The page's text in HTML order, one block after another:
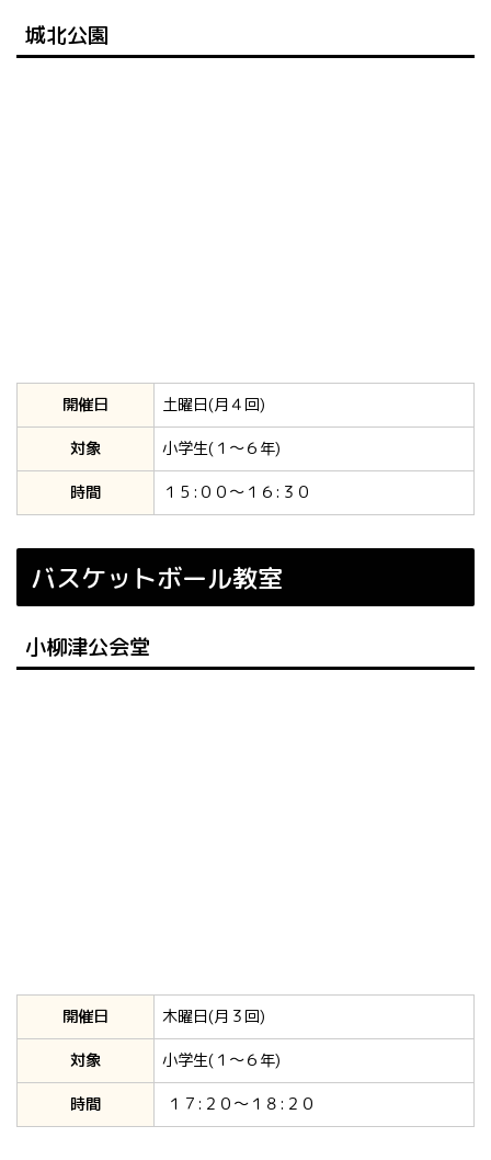
城北公園
開催日
土曜日(月４回)
対象
小学生(１～６年)
時間
１５:００～１６:３０
バスケットボール教室
小柳津公会堂
開催日
木曜日(月３回)
対象
小学生(１～６年)
時間
１７:２０～１８:２０